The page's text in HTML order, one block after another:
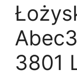
3801